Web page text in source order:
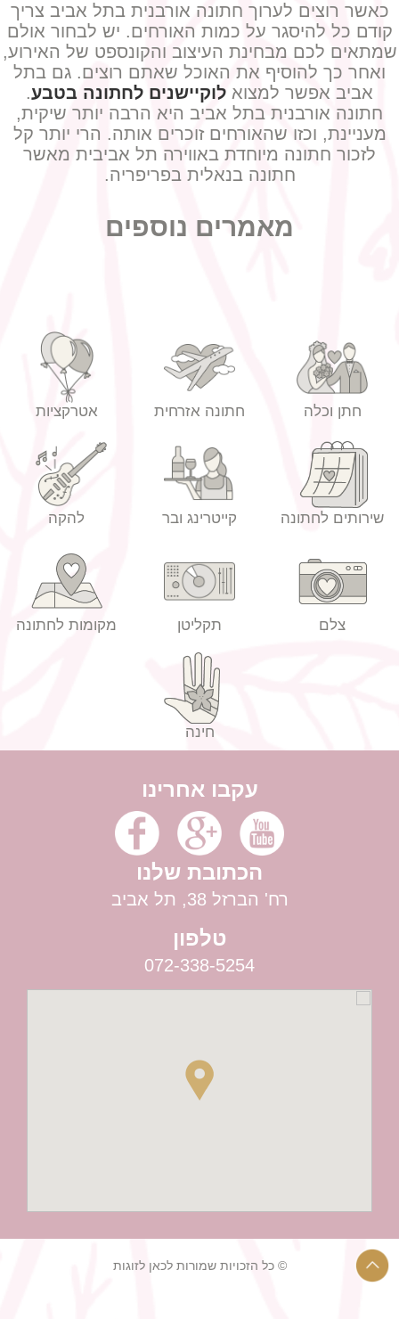
כאשר רוצים לערוך חתונה אורבנית בתל אביב צריך
קודם כל להיסגר על כמות האורחים. יש לבחור אולם
שמתאים לכם מבחינת העיצוב והקונספט של האירוע,
ואחר כך להוסיף את האוכל שאתם רוצים. גם בתל
אביב אפשר למצוא לוקיישנים לחתונה בטבע.
חתונה אורבנית בתל אביב היא הרבה יותר שיקית,
מעניינת, וכזו שהאורחים זוכרים אותה. הרי יותר קל
לזכור חתונה מיוחדת באווירה תל אביבית מאשר
חתונה בנאלית בפריפריה.
מאמרים נוספים
חתן וכלה חתונה אזרחית אטרקציות
שירותים לחתונה קייטרינג ובר להקה
צלם תקליטן מקומות לחתונה
חינה
עקבו אחרינו
הכתובת שלנו
רח' הברזל 38, תל אביב
טלפון
072-338-5254
© כל הזכויות שמורות לכאן לזוגות